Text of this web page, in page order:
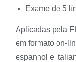
Exame de 5
Aplicadas pela
em formato on-
espanhol e